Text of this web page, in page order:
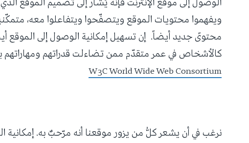
الوصول إلى موقع الإنترنت فإنه يُشار إلى تصميم الموقع
ويفهموا محتويات الموقع ويتصفّحوا ويتفاعلوا معه،
محتوىً جديد أيضاً. إن تسهيل إمكانية الوصول إلى الموقع
كالأشخاص في عمر متقدّم ممن تضاءلت قدراتهم
W3C World Wide Web Consortium
نرغب في أن يشعر كلُّ من يزور موقعنا أنه مرّحبٌ به. إمكانية